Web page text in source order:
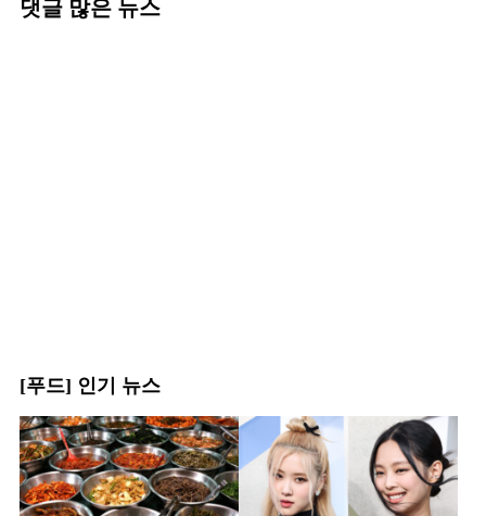
댓글 많은 뉴스
[푸드] 인기 뉴스